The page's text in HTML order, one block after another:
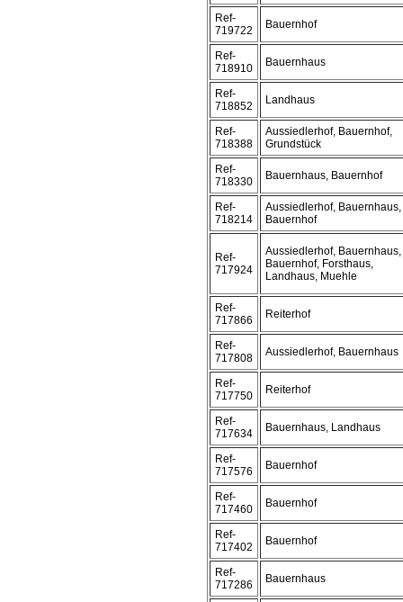
Ref-
719722
Bauernhof
Ref-
718910
Bauernhaus
Ref-
718852
Landhaus
Ref-
718388
Aussiedlerhof, Bauernhof,
Grundstück
Ref-
718330
Bauernhaus, Bauernhof
Ref-
718214
Aussiedlerhof, Bauernhaus,
Bauernhof
Ref-
717924
Aussiedlerhof, Bauernhaus,
Bauernhof, Forsthaus,
Landhaus, Muehle
Ref-
717866
Reiterhof
Ref-
717808
Aussiedlerhof, Bauernhaus
Ref-
717750
Reiterhof
Ref-
717634
Bauernhaus, Landhaus
Ref-
717576
Bauernhof
Ref-
717460
Bauernhof
Ref-
717402
Bauernhof
Ref-
717286
Bauernhaus